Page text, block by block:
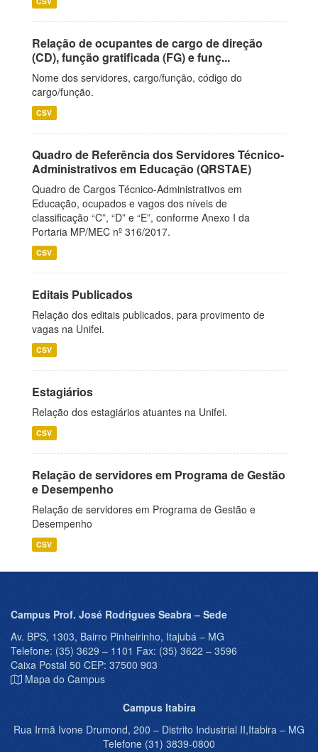
Relação de ocupantes de cargo de direção
(CD), função gratificada (FG) e funç...
Nome dos servidores, cargo/função, código do
cargo/função.
CSV
Quadro de Referência dos Servidores Técnico-
Administrativos em Educação (QRSTAE)
Quadro de Cargos Técnico-Administrativos em
Educação, ocupados e vagos dos níveis de
classificação “C”, “D” e “E”, conforme Anexo I da
Portaria MP/MEC nº 316/2017.
CSV
Editais Publicados
Relação dos editais publicados, para provimento de
vagas na Unifei.
CSV
Estagiários
Relação dos estagiários atuantes na Unifei.
CSV
Relação de servidores em Programa de Gestão
e Desempenho
Relação de servidores em Programa de Gestão e
Desempenho
CSV
Campus Prof. José Rodrigues Seabra – Sede
Av. BPS, 1303, Bairro Pinheirinho, Itajubá – MG
Telefone: (35) 3629 – 1101 Fax: (35) 3622 – 3596
Caixa Postal 50 CEP: 37500 903
Mapa do Campus
Campus Itabira
Rua Irmã Ivone Drumond, 200 – Distrito Industrial II,Itabira – MG
Telefone (31) 3839-0800